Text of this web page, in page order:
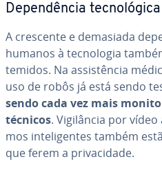
De­pen­dên­cia tec­no­ló­gica
A crescente e demasiada
humanos à tec­no­lo­gia
temidos. Na as­sis­tên­cia
uso de robôs já está sendo
sendo cada vez mais
técnicos. Vi­gi­lân­cia por
mos in­te­li­gen­tes também
que ferem a pri­va­ci­dade.